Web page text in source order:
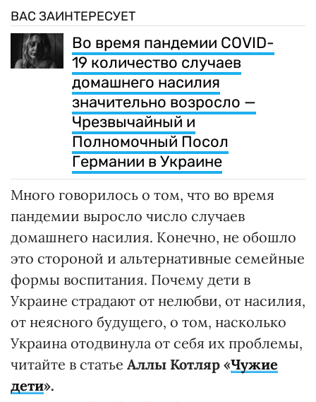
ВАС ЗАИНТЕРЕСУЕТ
Во время пандемии COVID-
19 количество случаев
домашнего насилия
значительно возросло —
Чрезвычайный и
Полномочный Посол
Германии в Украине
Много говорилось о том, что во время
пандемии выросло число случаев
домашнего насилия. Конечно, не обошло
это стороной и альтернативные семейные
формы воспитания. Почему дети в
Украине страдают от нелюбви, от насилия,
от неясного будущего, о том, насколько
Украина отодвинула от себя их проблемы,
читайте в статье Аллы Котляр «Чужие
дети».